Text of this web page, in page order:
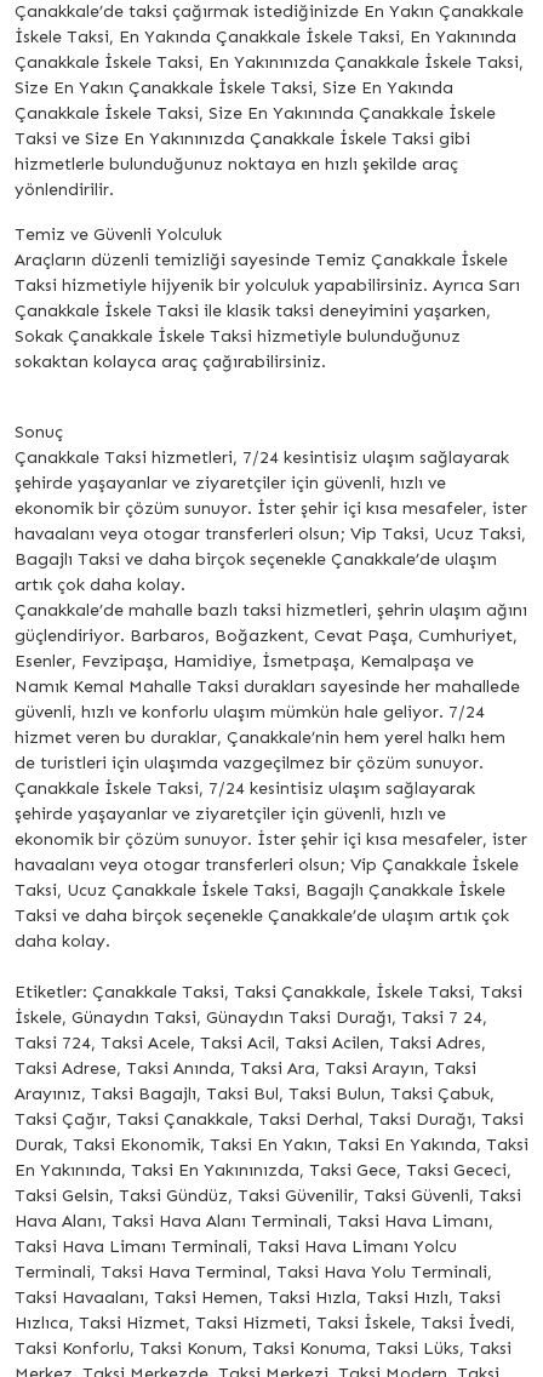
Çanakkale’de taksi çağırmak istediğinizde En Yakın Çanakkale
İskele Taksi, En Yakında Çanakkale İskele Taksi, En Yakınında
Çanakkale İskele Taksi, En Yakınınızda Çanakkale İskele Taksi,
Size En Yakın Çanakkale İskele Taksi, Size En Yakında
Çanakkale İskele Taksi, Size En Yakınında Çanakkale İskele
Taksi ve Size En Yakınınızda Çanakkale İskele Taksi gibi
hizmetlerle bulunduğunuz noktaya en hızlı şekilde araç
yönlendirilir.
Temiz ve Güvenli Yolculuk
Araçların düzenli temizliği sayesinde Temiz Çanakkale İskele
Taksi hizmetiyle hijyenik bir yolculuk yapabilirsiniz. Ayrıca Sarı
Çanakkale İskele Taksi ile klasik taksi deneyimini yaşarken,
Sokak Çanakkale İskele Taksi hizmetiyle bulunduğunuz
sokaktan kolayca araç çağırabilirsiniz.
Sonuç
Çanakkale Taksi hizmetleri, 7/24 kesintisiz ulaşım sağlayarak
şehirde yaşayanlar ve ziyaretçiler için güvenli, hızlı ve
ekonomik bir çözüm sunuyor. İster şehir içi kısa mesafeler, ister
havaalanı veya otogar transferleri olsun; Vip Taksi, Ucuz Taksi,
Bagajlı Taksi ve daha birçok seçenekle Çanakkale’de ulaşım
artık çok daha kolay.
Çanakkale’de mahalle bazlı taksi hizmetleri, şehrin ulaşım ağını
güçlendiriyor. Barbaros, Boğazkent, Cevat Paşa, Cumhuriyet,
Esenler, Fevzipaşa, Hamidiye, İsmetpaşa, Kemalpaşa ve
Namık Kemal Mahalle Taksi durakları sayesinde her mahallede
güvenli, hızlı ve konforlu ulaşım mümkün hale geliyor. 7/24
hizmet veren bu duraklar, Çanakkale’nin hem yerel halkı hem
de turistleri için ulaşımda vazgeçilmez bir çözüm sunuyor.
Çanakkale İskele Taksi, 7/24 kesintisiz ulaşım sağlayarak
şehirde yaşayanlar ve ziyaretçiler için güvenli, hızlı ve
ekonomik bir çözüm sunuyor. İster şehir içi kısa mesafeler, ister
havaalanı veya otogar transferleri olsun; Vip Çanakkale İskele
Taksi, Ucuz Çanakkale İskele Taksi, Bagajlı Çanakkale İskele
Taksi ve daha birçok seçenekle Çanakkale’de ulaşım artık çok
daha kolay.
Etiketler: Çanakkale Taksi, Taksi Çanakkale, İskele Taksi, Taksi
İskele, Günaydın Taksi, Günaydın Taksi Durağı, Taksi 7 24,
Taksi 724, Taksi Acele, Taksi Acil, Taksi Acilen, Taksi Adres,
Taksi Adrese, Taksi Anında, Taksi Ara, Taksi Arayın, Taksi
Arayınız, Taksi Bagajlı, Taksi Bul, Taksi Bulun, Taksi Çabuk,
Taksi Çağır, Taksi Çanakkale, Taksi Derhal, Taksi Durağı, Taksi
Durak, Taksi Ekonomik, Taksi En Yakın, Taksi En Yakında, Taksi
En Yakınında, Taksi En Yakınınızda, Taksi Gece, Taksi Gececi,
Taksi Gelsin, Taksi Gündüz, Taksi Güvenilir, Taksi Güvenli, Taksi
Hava Alanı, Taksi Hava Alanı Terminali, Taksi Hava Limanı,
Taksi Hava Limanı Terminali, Taksi Hava Limanı Yolcu
Terminali, Taksi Hava Terminal, Taksi Hava Yolu Terminali,
Taksi Havaalanı, Taksi Hemen, Taksi Hızla, Taksi Hızlı, Taksi
Hızlıca, Taksi Hizmet, Taksi Hizmeti, Taksi İskele, Taksi İvedi,
Taksi Konforlu, Taksi Konum, Taksi Konuma, Taksi Lüks, Taksi